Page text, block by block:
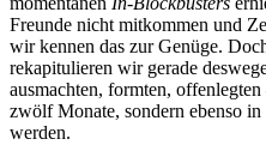
Freunde nicht mitkommen und
wir kennen das zur Genüge.
rekapitulieren wir gerade
ausmachten, formten,
zwölf Monate, sondern ebenso
werden.